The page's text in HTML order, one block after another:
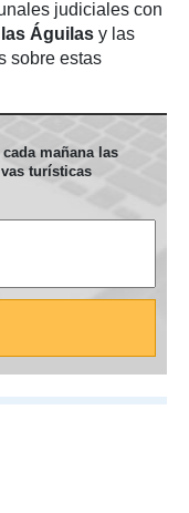
judiciales con
Águilas y las
sobre estas
cada mañana las
turísticas